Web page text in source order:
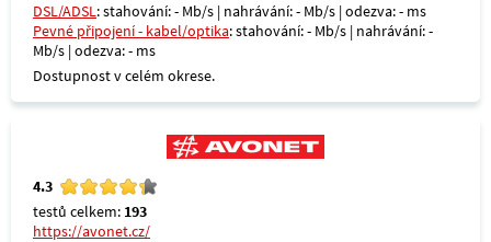
DSL/ADSL: stahování: - Mb/s | nahrávání: - Mb/s | odezva: - ms
Pevné připojení - kabel/optika: stahování: - Mb/s | nahrávání: -
Mb/s | odezva: - ms
Dostupnost v celém okrese.
4.3
testů celkem: 193
https://avonet.cz/